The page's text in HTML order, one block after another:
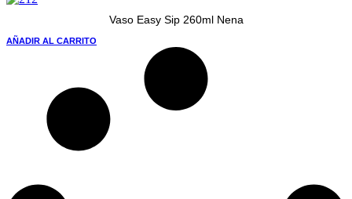
Vaso Easy Sip 260ml Nena
AÑADIR AL CARRITO